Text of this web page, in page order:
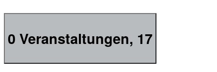
0 Veranstaltungen, 17